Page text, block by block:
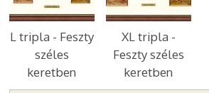
L tripla - Feszty
széles
keretben
XL tripla -
Feszty széles
keretben